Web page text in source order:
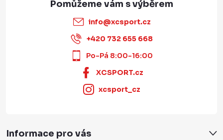
info@xcsport.cz
+420 732 655 668
Po-Pá 8:00-16:00
XCSPORT.cz
xcsport_cz
Informace pro vás